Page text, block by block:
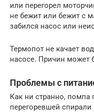
или перегорел
не бежит или бежит с
забился насос или
Термопот не качает
насосе. Причин может
Проблемы с
Как ни странно, помпа
перегоревшей спирали